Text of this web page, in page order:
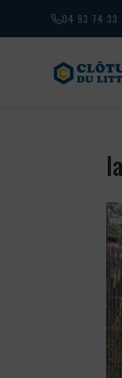
04 93 74 33